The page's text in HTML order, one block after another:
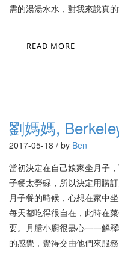
需的湯湯水水，對我來說真的
READ MORE
劉媽媽,
2017-05-18 / by Ben
當初決定在自己娘家坐月子
子餐太勞碌，所以決定用購
月子餐的時候，心想在家中
每天都吃得很自在，此時在
要。月膳小廚很盡心一一解
的感覺，覺得交由他們來服